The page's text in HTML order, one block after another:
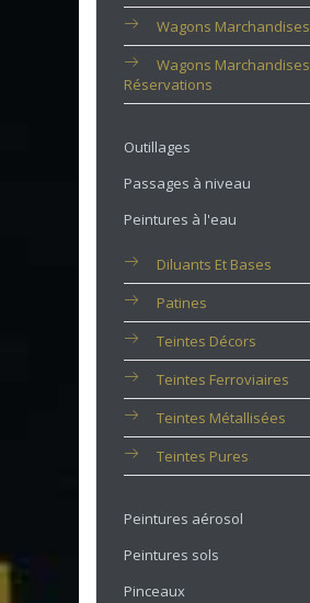
Wagons Marchandises
Wagons Marchandises
Réservations
Outillages
Passages à niveau
Peintures à l'eau
Diluants Et Bases
Patines
Teintes Décors
Teintes Ferroviaires
Teintes Métallisées
Teintes Pures
Peintures aérosol
Peintures sols
Pinceaux